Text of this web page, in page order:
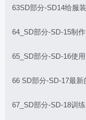
63SD部分-SD14给服
64_SD部分-SD-15制
65_SD部分-SD-16使
66 SD部分-SD-17最
67_SD部分-SD-18训